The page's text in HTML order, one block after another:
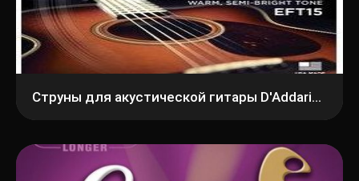
Струны для акустической гитары D'Addario EFT15 Extra Light 10-47